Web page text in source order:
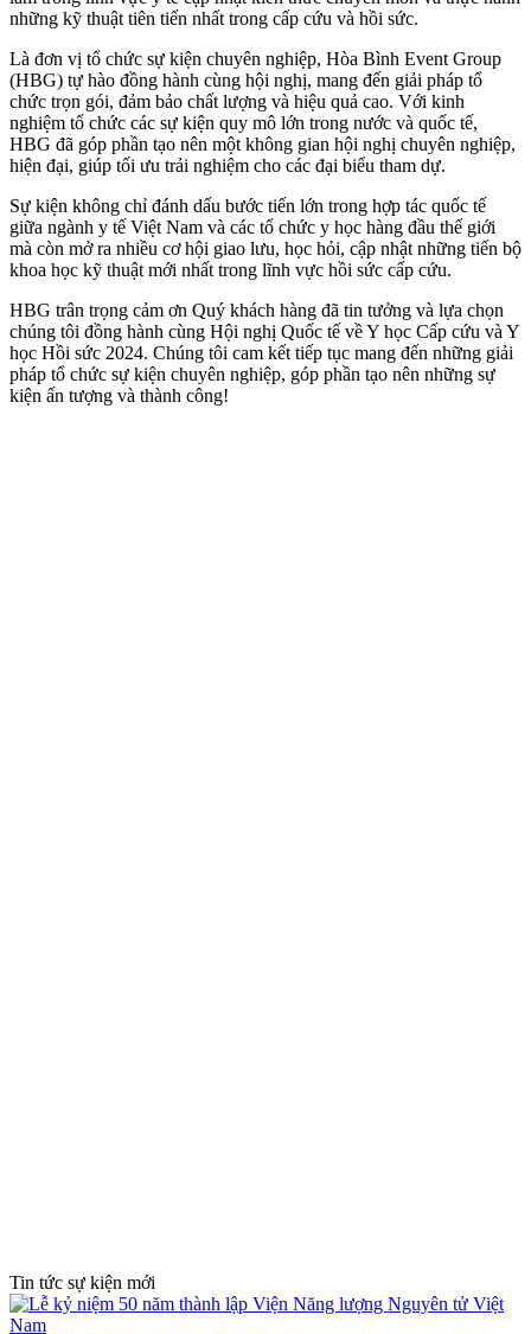
những kỹ thuật tiên tiến nhất trong cấp cứu và hồi sức.
Là đơn vị tổ chức sự kiện chuyên nghiệp, Hòa Bình Event Group
(HBG) tự hào đồng hành cùng hội nghị, mang đến giải pháp tổ
chức trọn gói, đảm bảo chất lượng và hiệu quả cao. Với kinh
nghiệm tổ chức các sự kiện quy mô lớn trong nước và quốc tế,
HBG đã góp phần tạo nên một không gian hội nghị chuyên nghiệp,
hiện đại, giúp tối ưu trải nghiệm cho các đại biểu tham dự.
Sự kiện không chỉ đánh dấu bước tiến lớn trong hợp tác quốc tế
giữa ngành y tế Việt Nam và các tổ chức y học hàng đầu thế giới
mà còn mở ra nhiều cơ hội giao lưu, học hỏi, cập nhật những tiến bộ
khoa học kỹ thuật mới nhất trong lĩnh vực hồi sức cấp cứu.
HBG trân trọng cảm ơn Quý khách hàng đã tin tưởng và lựa chọn
chúng tôi đồng hành cùng Hội nghị Quốc tế về Y học Cấp cứu và Y
học Hồi sức 2024. Chúng tôi cam kết tiếp tục mang đến những giải
pháp tổ chức sự kiện chuyên nghiệp, góp phần tạo nên những sự
kiện ấn tượng và thành công!
Tin tức sự kiện mới